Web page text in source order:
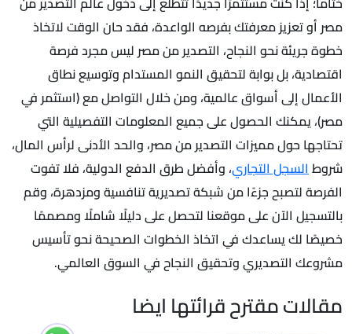
مصر أو تعزيز معرفتك بفرصه الواعدة، فقد حان الوقت لاتخاذ
خطوة جريئة نحو النجاح، التصدير من مصر ليس مجرد فرصة
اقتصادية، بل بوابة لتحقيق النمو المستدام وتوسيع نطاق
الأعمال إلى أسواق عالمية، ومن خلال التواصل مع (استثمر في
مصر)، يمكنك الحصول على جميع المعلومات التفصيلية التي
تحتاجها حول مميزات التصدير من مصر، والحد الأدنى لرأس المال،
شروطالسجل التجاري، وأفضل طرق الدفع الدولية، فلا تفوت
الفرصة لتصبح جزءًا من شبكة تصديرية تنافسية ومزدهرة، وقم
بالتسجيل الآن على موقعنا لتحصل على دليلًا شاملًا ومصممًا
خصيصًا لك يساعدك في اتخاذ الخطوات الصحيحة نحو تأسيس
مشروعك التصديري وتحقيق النجاح في السوق العالمي.
مقالات مقترح قرائتها ايضا